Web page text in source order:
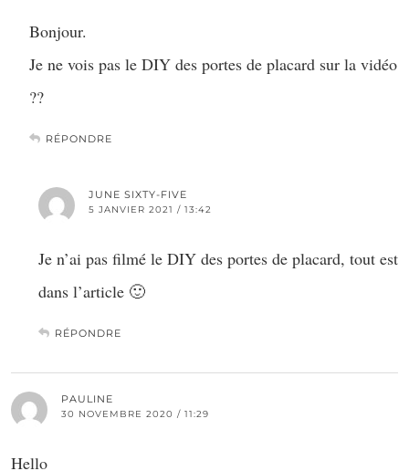
Bonjour.
Je ne vois pas le DIY des portes de placard sur la vidéo
??
RÉPONDRE
JUNE SIXTY-FIVE
5 JANVIER 2021 / 13:42
Je n’ai pas filmé le DIY des portes de placard, tout est
dans l’article 🙂
RÉPONDRE
PAULINE
30 NOVEMBRE 2020 / 11:29
Hello